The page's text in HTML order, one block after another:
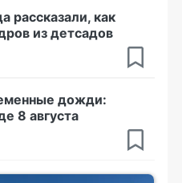
рассказали, как
из детсадов
дожди:
8 августа